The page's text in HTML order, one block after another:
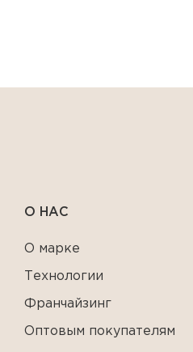
О НАС
О марке
Технологии
Франчайзинг
Оптовым покупателям